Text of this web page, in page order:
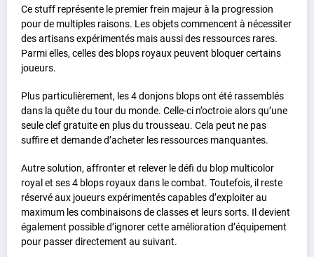
Ce stuff représente le premier frein majeur à la progression
pour de multiples raisons. Les objets commencent à nécessiter
des artisans expérimentés mais aussi des ressources rares.
Parmi elles, celles des blops royaux peuvent bloquer certains
joueurs.
Plus particulièrement, les 4 donjons blops ont été rassemblés
dans la quête du tour du monde. Celle-ci n’octroie alors qu’une
seule clef gratuite en plus du trousseau. Cela peut ne pas
suffire et demande d’acheter les ressources manquantes.
Autre solution, affronter et relever le défi du blop multicolor
royal et ses 4 blops royaux dans le combat. Toutefois, il reste
réservé aux joueurs expérimentés capables d’exploiter au
maximum les combinaisons de classes et leurs sorts. Il devient
également possible d’ignorer cette amélioration d’équipement
pour passer directement au suivant.